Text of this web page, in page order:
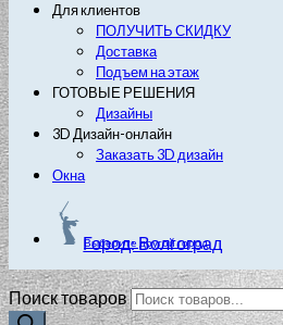
Для клиентов
ПОЛУЧИТЬ СКИДКУ
Доставка
Подъем на этаж
ГОТОВЫЕ РЕШЕНИЯ
Дизайны
3D Дизайн-онлайн
Заказать 3D дизайн
Окна
Город: Волгоград
Выберите другой город
Поиск товаров